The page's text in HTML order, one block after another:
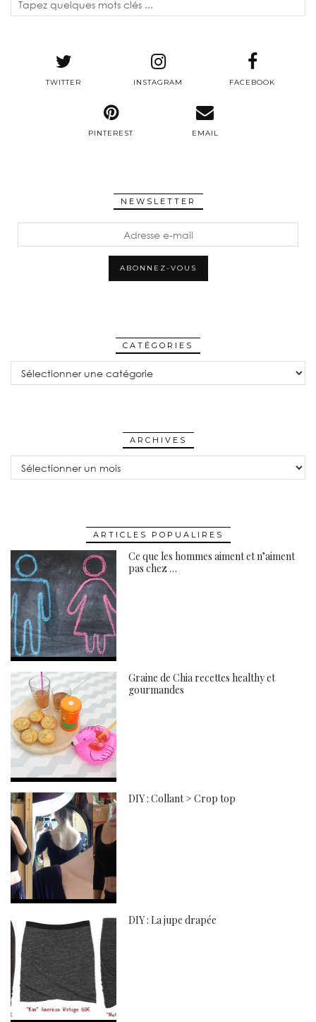
TWITTER INSTAGRAM FACEBOOK
PINTEREST EMAIL
NEWSLETTER
e-
ABONNEZ-VOUS
CATÉGORIES
CATÉGORIES
ARCHIVES
Archives
ARTICLES POPUALIRES
Ce que les hommes aiment et n’aiment
pas chez …
Graine de Chia recettes healthy et
gourmandes
DIY : Collant > Crop top
DIY : La jupe drapée